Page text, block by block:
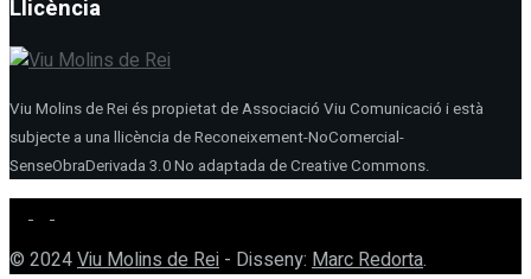
Llicència
Viu Molins de Rei és propietat de Associació Viu Comunicació i està
subjecte a una llicència de Reconeixement-NoComercial-
SenseObraDerivada 3.0 No adaptada de Creative Commons.
© 2024Viu Molins de Rei - Disseny: Marc Redorta.